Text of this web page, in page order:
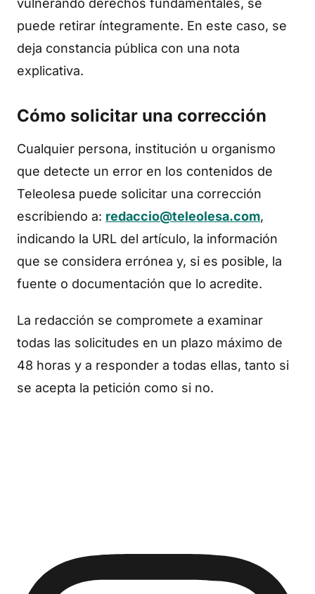
vulnerando derechos fundamentales, se
puede retirar íntegramente. En este caso, se
deja constancia pública con una nota
explicativa.
Cómo solicitar una corrección
Cualquier persona, institución u organismo
que detecte un error en los contenidos de
Teleolesa puede solicitar una corrección
escribiendo a: redaccio@teleolesa.com,
indicando la URL del artículo, la información
que se considera errónea y, si es posible, la
fuente o documentación que lo acredite.
La redacción se compromete a examinar
todas las solicitudes en un plazo máximo de
48 horas y a responder a todas ellas, tanto si
se acepta la petición como si no.